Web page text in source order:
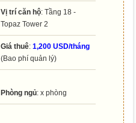
Vị trí căn hộ: Tầng 18 -
Topaz Tower 2
Giá thuê: 1,200 USD/tháng
(Bao phí quản lý)
Phòng ngủ: x phòng